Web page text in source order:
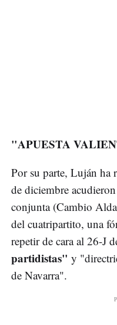
"APUESTA
Por su parte, Luján ha
de diciembre
conjunta (Cambio
del cuatripartito, una
repetir de cara al 26-J
partidistas" y
de Navarra".